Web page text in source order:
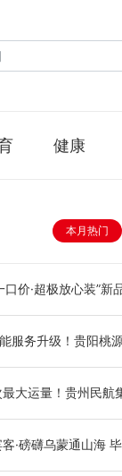
健康
本月热门
口价·超极放心装”新
服务升级！贵阳桃
大运量！贵州民航
·磅礴乌蒙通山海